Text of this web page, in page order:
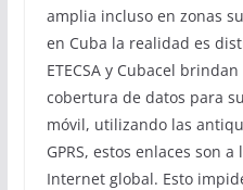
amplia incluso en zonas
en Cuba la realidad es
ETECSA y Cubacel
cobertura de datos para
móvil, utilizando las
GPRS, estos enlaces son
Internet global. Esto